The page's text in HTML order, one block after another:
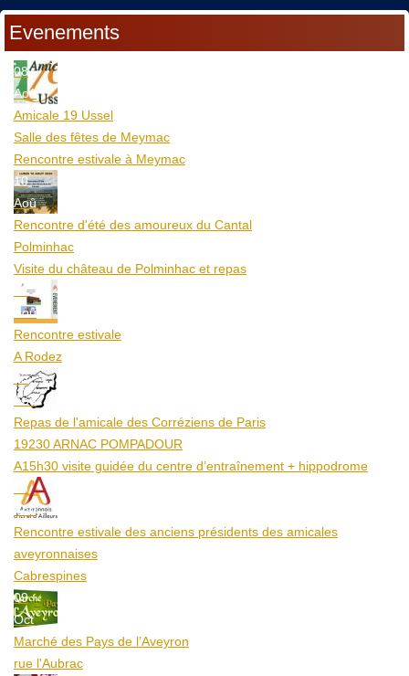
Evenements
08
Aoû
Amicale 19 Ussel
Salle des fêtes de Meymac
Rencontre estivale à Meymac
10
Aoû
Rencontre d'été des amoureux du Cantal
Polminhac
Visite du château de Polminhac et repas
12
Aoû
Rencontre estivale
A Rodez
23
Aoû
Repas de l'amicale des Corréziens de Paris
19230 ARNAC POMPADOUR
A15h30 visite guidée du centre d’entraînement + hippodrome
25
Aoû
Rencontre estivale des anciens présidents des amicales
aveyronnaises
Cabrespines
09
Oct
Marché des Pays de l’Aveyron
rue l'Aubrac